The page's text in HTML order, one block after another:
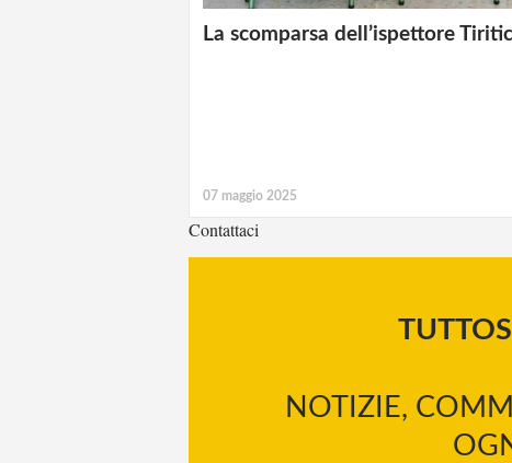
La scomparsa dell’ispettore
07 maggio 2025
Contattaci
NOTIZIE,